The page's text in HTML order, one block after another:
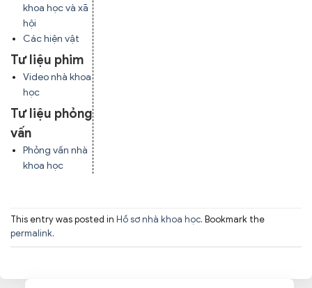
khoa học và xã
hội
Các hiện vật
Tư liệu phim
Video nhà khoa
học
Tư liệu phỏng
vấn
Phỏng vấn nhà
khoa học
This entry was posted in Hồ sơ nhà khoa học. Bookmark the
permalink.